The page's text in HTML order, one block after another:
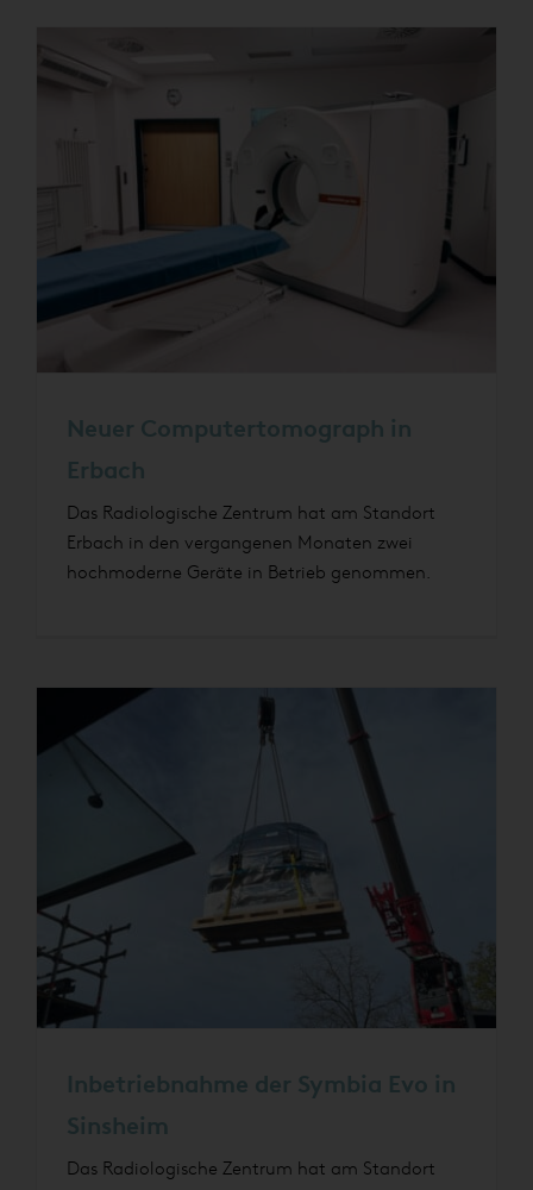
Neuer Computertomograph in
Erbach
Das Radiologische Zentrum hat am Standort
Erbach in den vergangenen Monaten zwei
hochmoderne Geräte in Betrieb genommen.
Inbetriebnahme der Symbia Evo in
Sinsheim
Das Radiologische Zentrum hat am Standort